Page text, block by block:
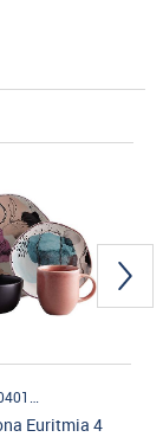
Euritmia 4